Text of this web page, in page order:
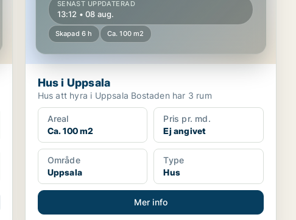
SENAST UPPDATERAD
13:12 • 08 aug.
Skapad 6 h Ca. 100 m2
Hus i Uppsala
Hus att hyra i Uppsala Bostaden har 3 rum
Areal
Ca. 100 m2
Pris pr. md.
Ej angivet
Område
Uppsala
Type
Hus
Mer info